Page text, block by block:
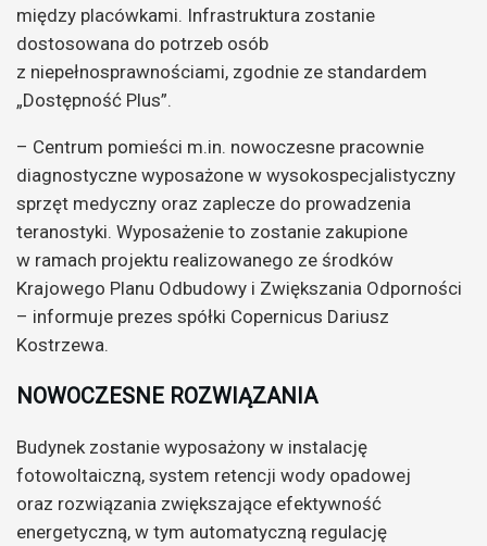
między placówkami. Infrastruktura zostanie
dostosowana do potrzeb osób
z niepełnosprawnościami, zgodnie ze standardem
„Dostępność Plus”.
– Centrum pomieści m.in. nowoczesne pracownie
diagnostyczne wyposażone w wysokospecjalistyczny
sprzęt medyczny oraz zaplecze do prowadzenia
teranostyki. Wyposażenie to zostanie zakupione
w ramach projektu realizowanego ze środków
Krajowego Planu Odbudowy i Zwiększania Odporności
– informuje prezes spółki Copernicus Dariusz
Kostrzewa.
NOWOCZESNE ROZWIĄZANIA
Budynek zostanie wyposażony w instalację
fotowoltaiczną, system retencji wody opadowej
oraz rozwiązania zwiększające efektywność
energetyczną, w tym automatyczną regulację